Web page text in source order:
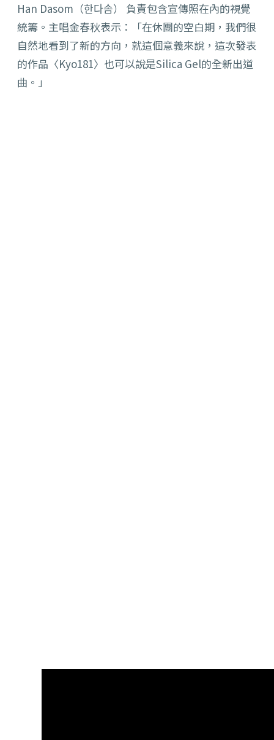
Han Dasom（한다솜） 負責包含宣傳照在內的視覺
統籌。主唱金春秋表示：「在休團的空白期，我們很
自然地看到了新的方向，就這個意義來說，這次發表
的作品〈Kyo181〉也可以說是Silica Gel的全新出道
曲。」